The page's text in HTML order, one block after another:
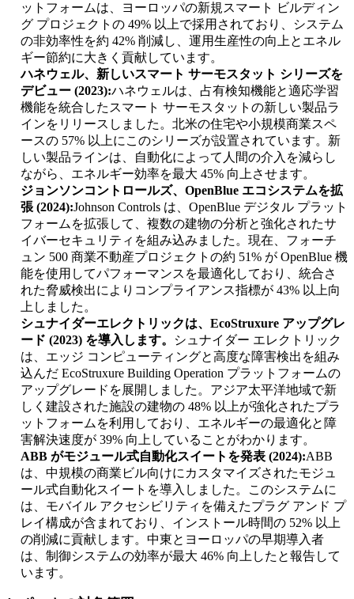
ットフォームは、ヨーロッパの新規スマート ビルディン
グ プロジェクトの 49% 以上で採用されており、システム
の非効率性を約 42% 削減し、運用生産性の向上とエネル
ギー節約に大きく貢献しています。
ハネウェル、新しいスマート サーモスタット シリーズを
デビュー (2023):ハネウェルは、占有検知機能と適応学習
機能を統合したスマート サーモスタットの新しい製品ラ
インをリリースしました。北米の住宅や小規模商業スペ
ースの 57% 以上にこのシリーズが設置されています。新
しい製品ラインは、自動化によって人間の介入を減らし
ながら、エネルギー効率を最大 45% 向上させます。
ジョンソンコントロールズ、OpenBlue エコシステムを拡
張 (2024):Johnson Controls は、OpenBlue デジタル プラット
フォームを拡張して、複数の建物の分析と強化されたサ
イバーセキュリティを組み込みました。現在、フォーチ
ュン 500 商業不動産プロジェクトの約 51% が OpenBlue 機
能を使用してパフォーマンスを最適化しており、統合さ
れた脅威検出によりコンプライアンス指標が 43% 以上向
上しました。
シュナイダーエレクトリックは、EcoStruxure アップグレ
ード (2023) を導入します。
シュナイダー エレクトリック
は、エッジ コンピューティングと高度な障害検出を組み
込んだ EcoStruxure Building Operation プラットフォームの
アップグレードを展開しました。アジア太平洋地域で新
しく建設された施設の建物の 48% 以上が強化されたプラ
ットフォームを利用しており、エネルギーの最適化と障
害解決速度が 39% 向上していることがわかります。
ABB がモジュール式自動化スイートを発表 (2024):ABB
は、中規模の商業ビル向けにカスタマイズされたモジュ
ール式自動化スイートを導入しました。このシステムに
は、モバイル アクセシビリティを備えたプラグ アンド プ
レイ構成が含まれており、インストール時間の 52% 以上
の削減に貢献します。中東とヨーロッパの早期導入者
は、制御システムの効率が最大 46% 向上したと報告して
います。